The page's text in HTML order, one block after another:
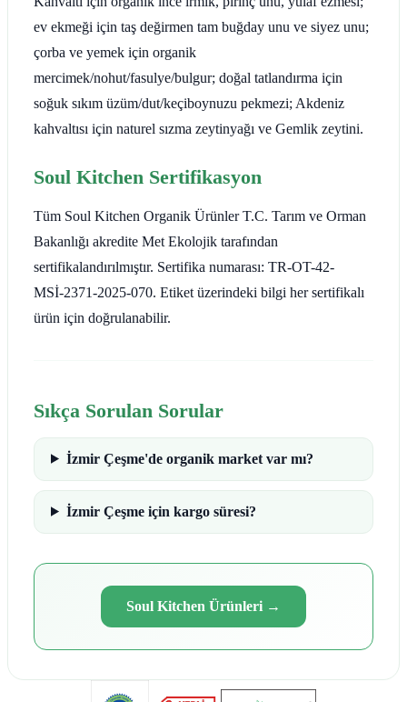
ev ekmeği için taş değirmen tam buğday unu ve siyez unu;
çorba ve yemek için organik
mercimek/nohut/fasulye/bulgur; doğal tatlandırma için
soğuk sıkım üzüm/dut/keçiboynuzu pekmezi; Akdeniz
kahvaltısı için naturel sızma zeytinyağı ve Gemlik zeytini.
Soul Kitchen Sertifikasyon
Tüm Soul Kitchen Organik Ürünler T.C. Tarım ve Orman
Bakanlığı akredite Met Ekolojik tarafından
sertifikalandırılmıştır. Sertifika numarası: TR-OT-42-
MSİ-2371-2025-070. Etiket üzerindeki bilgi her sertifikalı
ürün için doğrulanabilir.
Sıkça Sorulan Sorular
İzmir Çeşme'de organik market var mı?
İzmir Çeşme için kargo süresi?
Soul Kitchen Ürünleri →